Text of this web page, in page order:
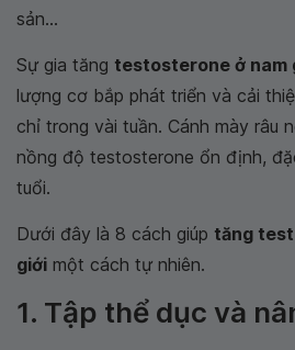
sản...
Sự gia tăng testosterone ở nam
lượng cơ bắp phát triển và cải
chỉ trong vài tuần. Cánh mày râu
nồng độ testosterone ổn định,
tuổi.
Dưới đây là 8 cách giúp tăng
giới một cách tự nhiên.
1. Tập thể dục và